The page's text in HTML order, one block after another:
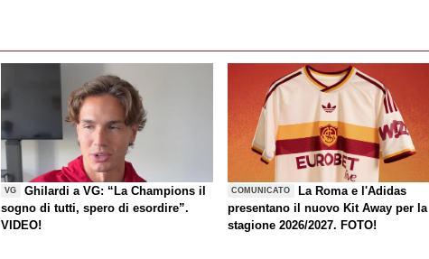
VG
Ghilardi a VG: “La Champions il
sogno di tutti, spero di esordire”.
VIDEO!
COMUNICATO
La Roma e l'Adidas
presentano il nuovo Kit Away per la
stagione 2026/2027. FOTO!